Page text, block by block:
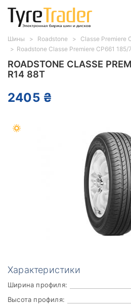
ROADSTONE CLASSE
R14 88T
2405 ₴
Характеристики
Ширина профиля:
Высота профиля:
Шины Roadstone
Classe Premiere
Roadstone Classe Premiere CP661 185/